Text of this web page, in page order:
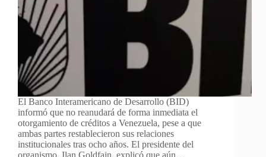
El Banco Interamericano de Desarrollo (BID)
informó que no reanudará de forma inmediata el
otorgamiento de créditos a Venezuela, pese a que
ambas partes restablecieron sus relaciones
institucionales tras ocho años. El presidente del
organismo, Ilan Goldfajn, explicó que aún…